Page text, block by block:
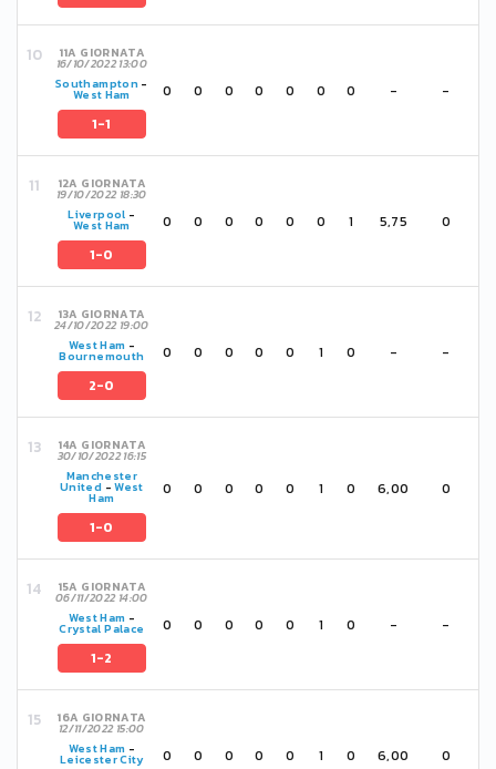
11A GIORNATA
16/10/2022 13:00
Southampton-
West Ham
1-1
0 0 0 0 0 0 0 - -
12A GIORNATA
19/10/2022 18:30
Liverpool -
West Ham
1-0
0 0 0 0 0 0 1 5,75 0
13A GIORNATA
24/10/2022 19:00
West Ham -
Bournemouth
2-0
0 0 0 0 0 1 0 - -
14A GIORNATA
30/10/2022 16:15
Manchester
United -West
Ham
1-0
0 0 0 0 0 1 0 6,00 0
15A GIORNATA
06/11/2022 14:00
West Ham -
Crystal Palace
1-2
0 0 0 0 0 1 0 - -
16A GIORNATA
12/11/2022 15:00
West Ham -
Leicester City 0 0 0 0 0 1 0 6,00 0